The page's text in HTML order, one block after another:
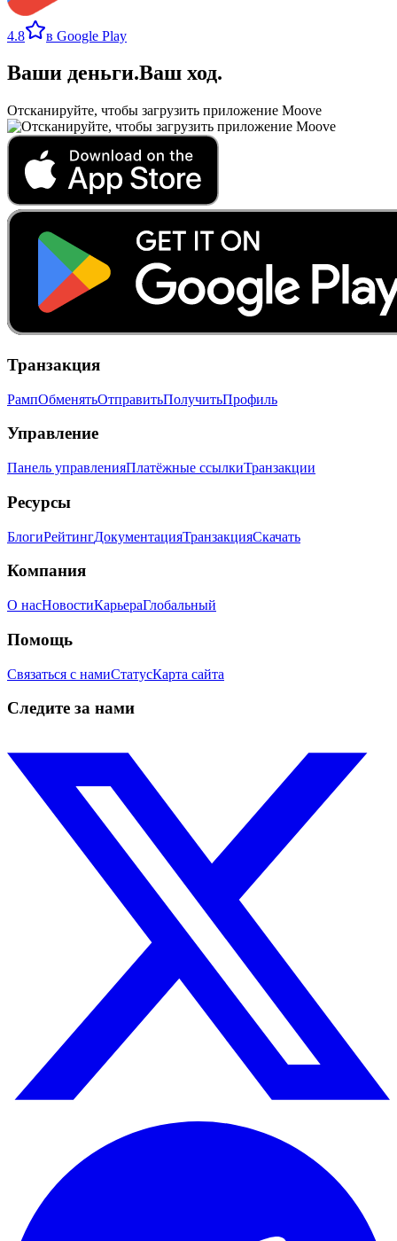
4.8 в Google Play
Ваши деньги.Ваш ход.
Отсканируйте, чтобы загрузить приложение Moove
Транзакция
РампОбменятьОтправитьПолучитьПрофиль
Управление
Панель управленияПлатёжные ссылкиТранзакции
Ресурсы
БлогиРейтингДокументацияТранзакцияСкачать
Компания
О насНовостиКарьераГлобальный
Помощь
Связаться с намиСтатусКарта сайта
Следите за нами